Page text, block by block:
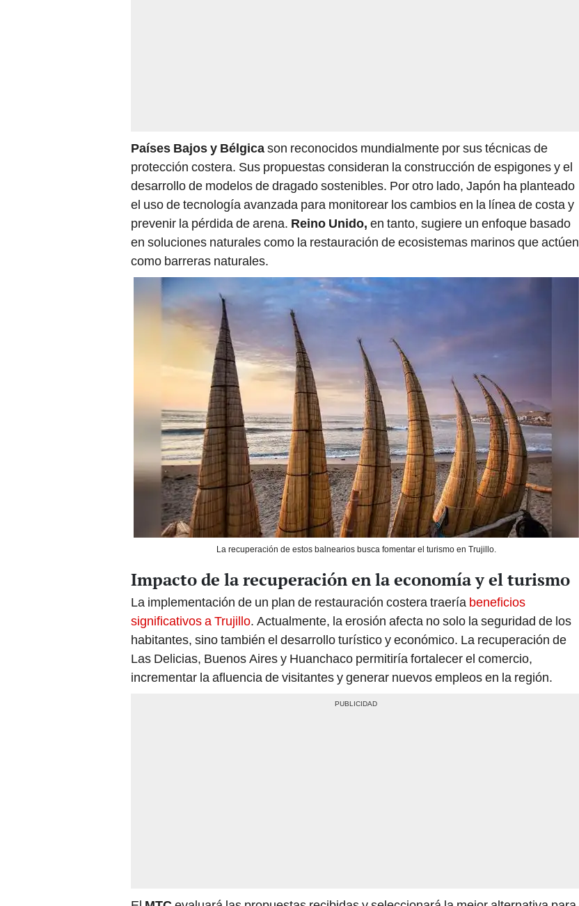
Países Bajos y Bélgicason reconocidos mundialmente por sus técnicas de
protección costera. Sus propuestas consideran la construcción de espigones y el
desarrollo de modelos de dragado sostenibles. Por otro lado, Japón ha planteado
el uso de tecnología avanzada para monitorear los cambios en la línea de costa y
prevenir la pérdida de arena. Reino Unido, en tanto, sugiere un enfoque basado
en soluciones naturales como la restauración de ecosistemas marinos que actúen
como barreras naturales.
La recuperación de estos balnearios busca fomentar el turismo en Trujillo.
Impacto de la recuperación en la economía y el turismo
La implementación de un plan de restauración costera traería beneficios
significativos a Trujillo. Actualmente, la erosión afecta no solo la seguridad de los
habitantes, sino también el desarrollo turístico y económico. La recuperación de
Las Delicias, Buenos Aires y Huanchaco permitiría fortalecer el comercio,
incrementar la afluencia de visitantes y generar nuevos empleos en la región.